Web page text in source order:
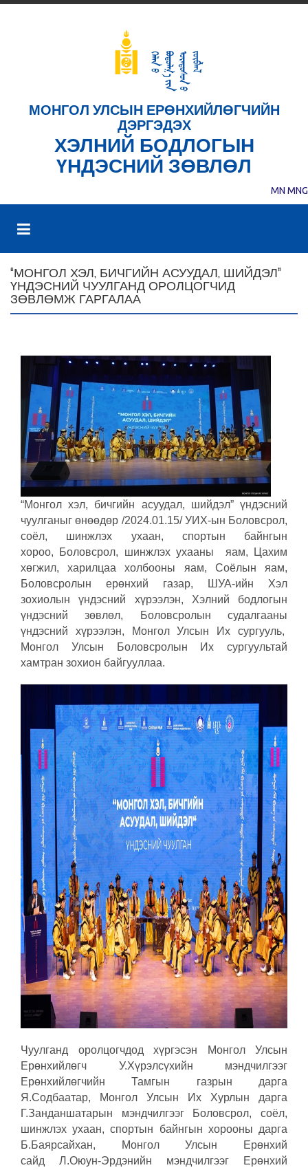
МОНГОЛ УЛСЫН ЕРӨНХИЙЛӨГЧИЙН
ДЭРГЭДЭХ
ХЭЛНИЙ БОДЛОГЫН
ҮНДЭСНИЙ ЗӨВЛӨЛ
MN MNG
“МОНГОЛ ХЭЛ, БИЧГИЙН АСУУДАЛ, ШИЙДЭЛ”
ҮНДЭСНИЙ ЧУУЛГАНД ОРОЛЦОГЧИД
ЗӨВЛӨМЖ ГАРГАЛАА
“Монгол хэл, бичгийн асуудал, шийдэл” үндэсний
чуулганыг өнөөдөр /2024.01.15/ УИХ-ын Боловсрол,
соёл, шинжлэх ухаан, спортын байнгын
хороо, Боловсрол, шинжлэх ухааны яам, Цахим
хөгжил, харилцаа холбооны яам, Соёлын яам,
Боловсролын ерөнхий газар, ШУА-ийн Хэл
зохиолын үндэсний хүрээлэн, Хэлний бодлогын
үндэсний зөвлөл, Боловсролын судалгааны
үндэсний хүрээлэн, Монгол Улсын Их сургууль,
Монгол Улсын Боловсролын Их сургуультай
хамтран зохион байгууллаа.
Чуулганд оролцогчдод хүргэсэн Монгол Улсын
Ерөнхийлөгч У.Хүрэлсүхийн мэндчилгээг
Ерөнхийлөгчийн Тамгын газрын дарга
Я.Содбаатар, Монгол Улсын Их Хурлын дарга
Г.Занданшатарын мэндчилгээг Боловсрол, соёл,
шинжлэх ухаан, спортын байнгын хорооны дарга
Б.Баярсайхан, Монгол Улсын Ерөнхий
сайд Л.Оюун-Эрдэнийн мэндчилгээг Ерөнхий